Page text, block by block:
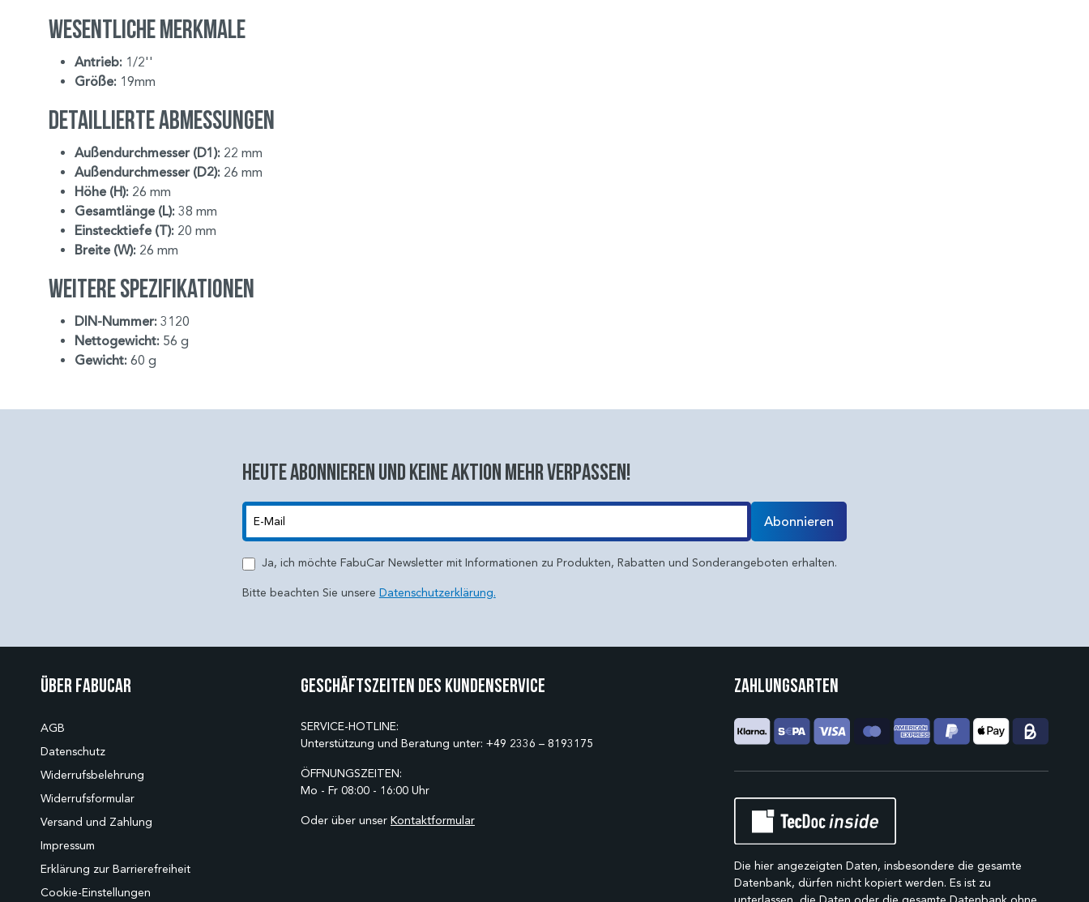
Wesentliche Merkmale
Antrieb: 1/2''
Größe: 19mm
Detaillierte Abmessungen
Außendurchmesser (D1): 22 mm
Außendurchmesser (D2): 26 mm
Höhe (H): 26 mm
Gesamtlänge (L): 38 mm
Einstecktiefe (T): 20 mm
Breite (W): 26 mm
Weitere Spezifikationen
DIN-Nummer: 3120
Nettogewicht: 56 g
Gewicht: 60 g
Heute abonnieren und keine aktion mehr verpassen!
Abonnieren
Ja, ich möchte FabuCar Newsletter mit Informationen zu Produkten, Rabatten und Sonderangeboten erhalten.
Bitte beachten Sie unsere Datenschutzerklärung.
Über Fabucar
AGB
Datenschutz
Widerrufsbelehrung
Widerrufsformular
Versand und Zahlung
Impressum
Erklärung zur Barrierefreiheit
Cookie-Einstellungen
Geschäftszeiten des Kundenservice
SERVICE-HOTLINE:
Unterstützung und Beratung unter: +49 2336 – 8193175
ÖFFNUNGSZEITEN:
Mo - Fr 08:00 - 16:00 Uhr
Oder über unser Kontaktformular
Zahlungsarten
Die hier angezeigten Daten, insbesondere die gesamte
Datenbank, dürfen nicht kopiert werden. Es ist zu